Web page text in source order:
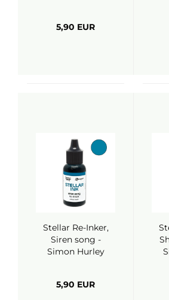
5,90 EUR
Stellar Re-Inker,
Siren song -
Simon Hurley
5,90 EUR